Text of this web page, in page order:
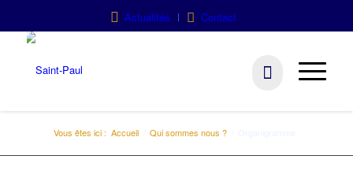
Actualités Contact
Vous êtes ici : Accueil Qui sommes nous ?